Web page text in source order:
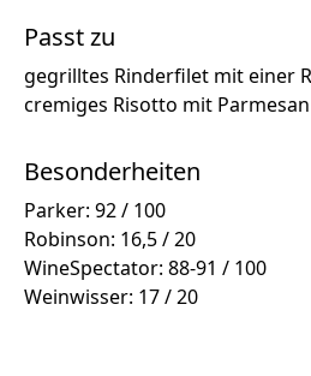
Passt zu
gegrilltes Rinderfilet mit einer
cremiges Risotto mit
Besonderheiten
Parker: 92 / 100
Robinson: 16,5 / 20
WineSpectator: 88-91 / 100
Weinwisser: 17 / 20